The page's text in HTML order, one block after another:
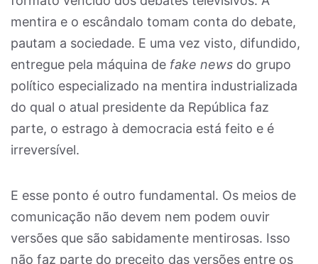
mentira e o escândalo tomam conta do debate,
pautam a sociedade. E uma vez visto, difundido,
entregue pela máquina de fake news do grupo
político especializado na mentira industrializada
do qual o atual presidente da República faz
parte, o estrago à democracia está feito e é
irreversível.
E esse ponto é outro fundamental. Os meios de
comunicação não devem nem podem ouvir
versões que são sabidamente mentirosas. Isso
não faz parte do preceito das versões entre os